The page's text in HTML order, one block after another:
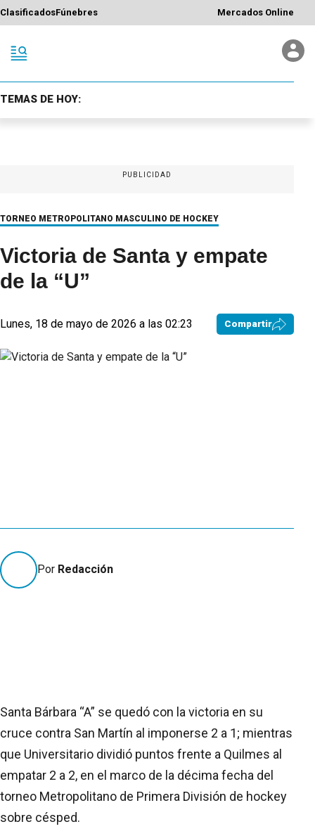
ClasificadosFúnebres Mercados Online
TEMAS DE HOY:
PUBLICIDAD
TORNEO METROPOLITANO MASCULINO DE HOCKEY
Victoria de Santa y empate
de la “U”
Lunes, 18 de mayo de 2026 a las 02:23 Compartir
Por Redacción
Santa Bárbara “A” se quedó con la victoria en su
cruce contra San Martín al imponerse 2 a 1; mientras
que Universitario dividió puntos frente a Quilmes al
empatar 2 a 2, en el marco de la décima fecha del
torneo Metropolitano de Primera División de hockey
sobre césped.